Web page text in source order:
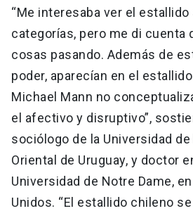
“Me interesaba ver el
categorías, pero me di cuenta
cosas pasando. Además de
poder, aparecían en el
Michael Mann no
el afectivo y disruptivo”,
sociólogo de la Universidad de
Oriental de Uruguay, y doctor
Universidad de Notre Dame,
Unidos. “El estallido chileno